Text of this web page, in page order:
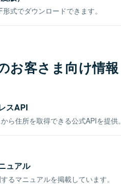
式でダウンロードできます。
お客さま向け情報
スAPI
ら住所を取得できる公式APIを提供。
ュアル
るマニュアルを掲載しています。